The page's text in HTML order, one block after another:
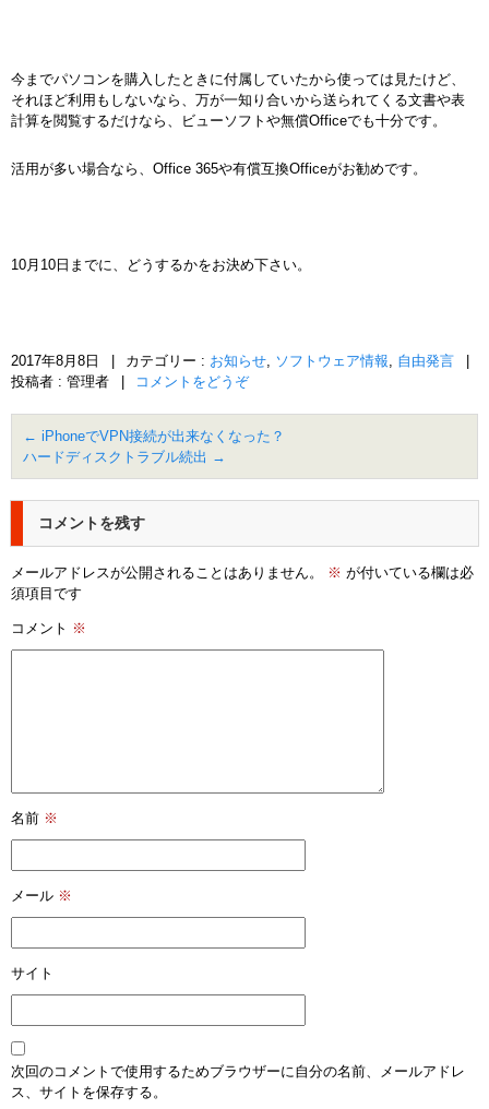
今までパソコンを購入したときに付属していたから使っては見たけど、
それほど利用もしないなら、万が一知り合いから送られてくる文書や表
計算を閲覧するだけなら、ビューソフトや無償Officeでも十分です。
活用が多い場合なら、Office 365や有償互換Officeがお勧めです。
10月10日までに、どうするかをお決め下さい。
2017年8月8日 カテゴリー : お知らせ, ソフトウェア情報, 自由発言
投稿者 : 管理者
コメントをどうぞ
← iPhoneでVPN接続が出来なくなった？
ハードディスクトラブル続出 →
コメントを残す
メールアドレスが公開されることはありません。 ※ が付いている欄は必
須項目です
コメント ※
名前 ※
メール ※
サイト
次回のコメントで使用するためブラウザーに自分の名前、メールアドレ
ス、サイトを保存する。